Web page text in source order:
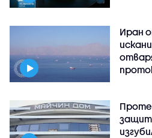
Иран